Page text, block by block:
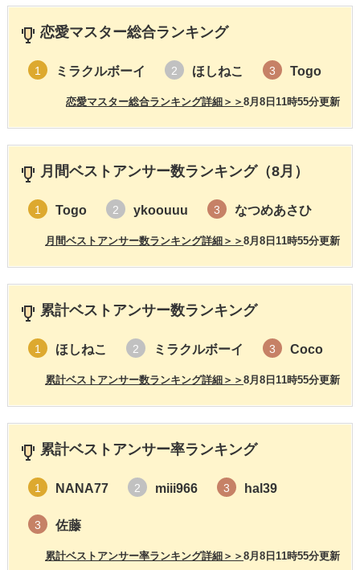
恋愛マスター総合ランキング
1 ミラクルボーイ 2 ほしねこ 3 Togo
8月8日11時55分更新
恋愛マスター総合ランキング詳細＞＞
月間ベストアンサー数ランキング（8月）
1 Togo 2 ykoouuu 3 なつめあさひ
8月8日11時55分更新
月間ベストアンサー数ランキング詳細＞＞
累計ベストアンサー数ランキング
1 ほしねこ 2 ミラクルボーイ 3 Coco
8月8日11時55分更新
累計ベストアンサー数ランキング詳細＞＞
累計ベストアンサー率ランキング
1 NANA77 2 miii966 3 hal39
3 佐藤
8月8日11時55分更新
累計ベストアンサー率ランキング詳細＞＞